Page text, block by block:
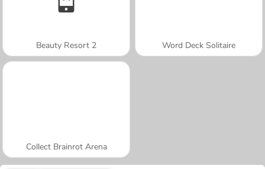
Beauty Resort 2 Word Deck Solitaire
Collect Brainrot Arena